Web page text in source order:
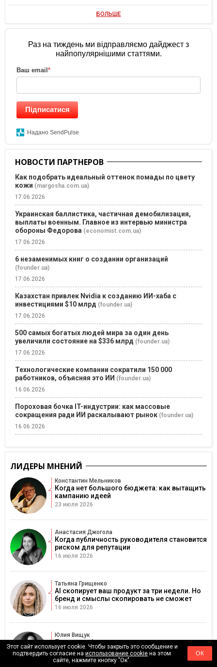
БОЛЬШЕ
Раз на тиждень ми відправляємо дайджест з
найпопулярнішими статтями.
Ваш email *
Підписатися
Надано SendPulse
НОВОСТИ ПАРТНЕРОВ
Как подобрать идеальный оттенок помады по цвету
кожи (margosha.com.ua)
17.06.2026
Украинская баллистика, частичная демобилизация,
выплаты военным. Главное из интервью министра
обороны Федорова (economist.com.ua)
17.06.2026
6 незаменимых книг о создании организаций
(founder.ua)
17.06.2026
Казахстан привлек Nvidia к созданию ИИ-хаба с
инвестициями $10 млрд (founder.ua)
17.06.2026
500 самых богатых людей мира за один день
увеличили состояние на $336 млрд (founder.ua)
17.06.2026
Технологические компании сократили 150 000
работников, объясняя это ИИ (founder.ua)
16.06.2026
Пороховая бочка IT-индустрии: как массовые
сокращения ради ИИ раскалывают рынок (founder.ua)
16.06.2026
ЛИДЕРЫ МНЕНИЙ
Константин Мельников
Когда нет большого бюджета: как вытащить
кампанию идеей
23 июля 2026
Анастасия Джогола
Когда публичность руководителя становится
риском для репутации
16 июля 2026
Татьяна Грищенко
AI скопирует ваш продукт за три недели. Но
бренд и смыслы скопировать не сможет
16 июля 2026
Юлия Вищук
Почему инфлюенс-кампании съедают
бюджеты и как превратить сотрудничество с
блогерами в реальные продажи
Этот сайт использует cookie. Чтобы закрыть это сообщение и
подтвердить согласие наиспользование cookie на этом
сайте, нажмите кнопку "Ок".
ОК